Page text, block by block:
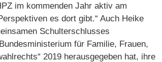
im kommenden Jahr aktiv am
es dort gibt.“ Auch Heike
Schulterschlusses
für Familie, Frauen,
2019 herausgegeben hat, ihre